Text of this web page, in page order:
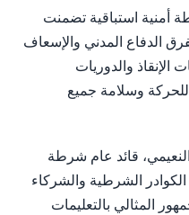
أمنية استباقية تضمنت
بفرق الدفاع المدني والإسعاف
والدوريات
للحركة وسلامة جميع
قائد عام شرطة
الشرطية والشركاء
المثالي بالتعليمات